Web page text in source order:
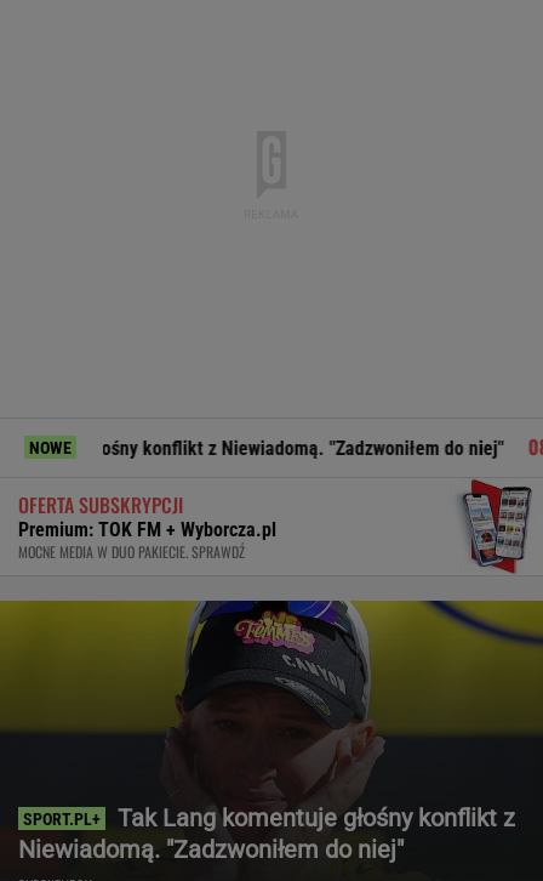
NOWE
konflikt z Niewiadomą. "Zadzwoniłem do niej"
OFERTA SUBSKRYPCJI
Premium: TOK FM + Wyborcza.pl
MOCNE MEDIA W DUO PAKIECIE. SPRAWDŹ
Tak Lang komentuje głośny konflikt z
Niewiadomą. "Zadzwoniłem do niej"